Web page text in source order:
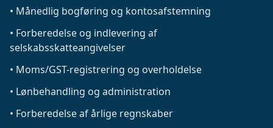
• Månedlig bogføring og kontosafstemning
• Forberedelse og indlevering af
selskabsskatteangivelser
• Moms/GST-registrering og overholdelse
• Lønbehandling og administration
• Forberedelse af årlige regnskaber